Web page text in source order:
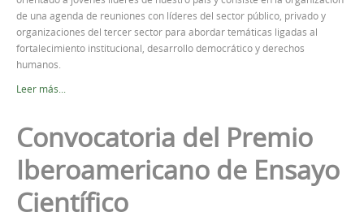
de una agenda de reuniones con líderes del sector público, privado y
organizaciones del tercer sector para abordar temáticas ligadas al
fortalecimiento institucional, desarrollo democrático y derechos
humanos.
Leer más...
Convocatoria del Premio
Iberoamericano de Ensayo
Científico